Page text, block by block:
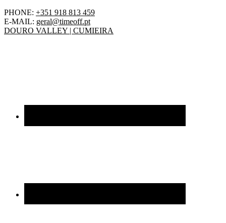
PHONE: +351 918 813 459
E-MAIL: geral@timeoff.pt
DOURO VALLEY | CUMIEIRA